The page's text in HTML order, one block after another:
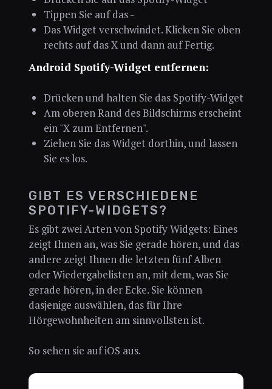
Tippen Sie auf das -
Das Widget verschwindet. Klicken Sie oben
rechts auf das X und dann auf Fertig.
Android Spotify-Widget entfernen:
Drücken und halten Sie das Spotify-Widget
Am oberen Rand des Bildschirms erscheint
ein "X zum Entfernen".
Ziehen Sie das Widget dorthin, und lassen
Sie es los.
GIBT ES VERSCHIEDENE
SPOTIFY-WIDGETS?
Es gibt zwei Arten von Spotify Widgets: Eines
zeigt Ihnen an, was Sie gerade hören, und das
andere zeigt Ihnen die letzten fünf Alben
oder Wiedergabelisten an, mit dem, was Sie
gerade hören, in der Ecke. Sie können
dasjenige auswählen, das für Ihre
Hörgewohnheiten am sinnvollsten ist.
So sehen sie auf iOS aus.